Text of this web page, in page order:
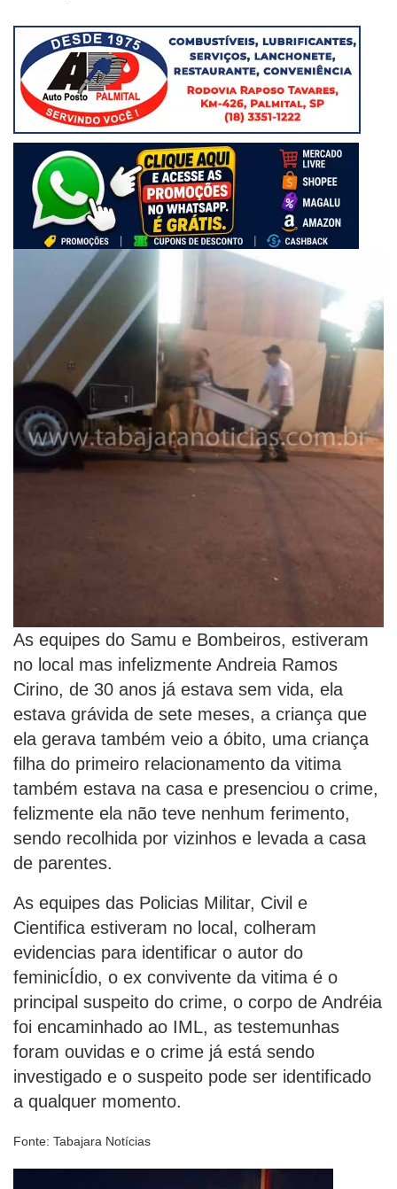
As equipes do Samu e Bombeiros, estiveram
no local mas infelizmente Andreia Ramos
Cirino, de 30 anos já estava sem vida, ela
estava grávida de sete meses, a criança que
ela gerava também veio a óbito, uma criança
filha do primeiro relacionamento da vitima
também estava na casa e presenciou o crime,
felizmente ela não teve nenhum ferimento,
sendo recolhida por vizinhos e levada a casa
de parentes.
As equipes das Policias Militar, Civil e
Cientifica estiveram no local, colheram
evidencias para identificar o autor do
feminicÍdio, o ex convivente da vitima é o
principal suspeito do crime, o corpo de Andréia
foi encaminhado ao IML, as testemunhas
foram ouvidas e o crime já está sendo
investigado e o suspeito pode ser identificado
a qualquer momento.
Fonte: Tabajara Notícias